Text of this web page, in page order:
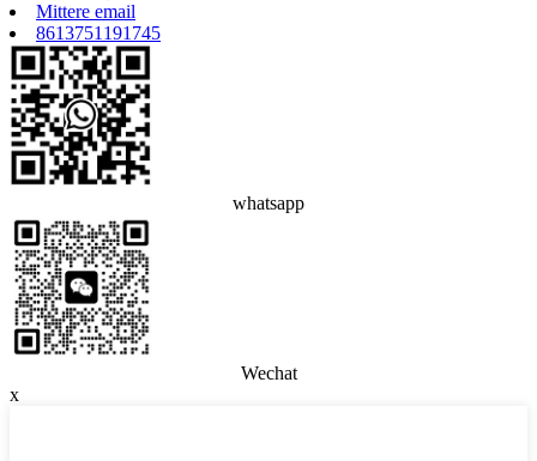
Mittere email
8613751191745
whatsapp
Wechat
x